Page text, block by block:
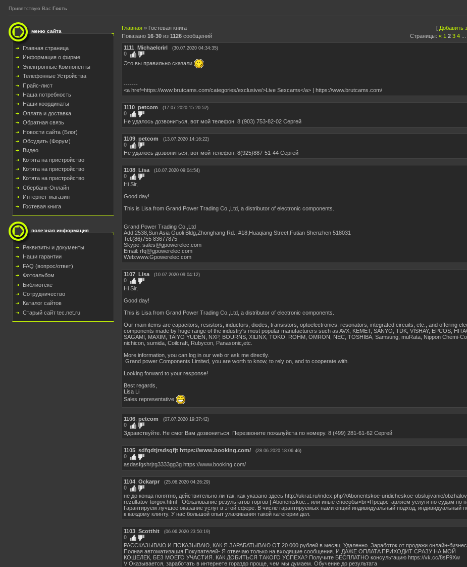
Приветствую Вас Гость
меню сайта
Главная страница
Информация о фирме
Электронные Компоненты
Телефонные Устройства
Прайс-лист
Наша потребность
Наши координаты
Оплата и доставка
Обратная связь
Новости сайта (Блог)
Обсудить (Форум)
Видео
Котята на пристройство
Котята на пристройство
Котята на пристройство
Сбербанк-Онлайн
Интернет-магазин
Гостевая книга
полезная информация
Реквизиты и документы
Наши гарантии
FAQ (вопрос/ответ)
Фотоальбом
Библиотеке
Сотрудничество
Каталог сайтов
Старый сайт tec.net.ru
Главная » Гостевая книга [ Добавить
Страницы: « 1 2 3 4
Показано 16-30 из 1126 сообщений
1111 Michaelcrirl (30.07.2020 04:34:35)
0
Это вы правильно сказали
-------
<a href=https://www.brutcams.com/categories/exclusive/>Live Sexcams</a> | https://www.brutcams.com/
1110 petcom (17.07.2020 15:20:52)
0
Не удалось дозвониться, вот мой телефон. 8 (903) 753-82-02 Сергей
1109 petcom (13.07.2020 14:16:22)
0
Не удалось дозвониться, вот мой телефон. 8(925)887-51-44 Сергей
1108 Lisa (10.07.2020 09:04:54)
0
Hi Sir,
Good day!
This is Lisa from Grand Power Trading Co.,Ltd, a distributor of electronic components.
Grand Power Trading Co.,Ltd
Add:2538,Sun Asia Guoli Bldg,Zhonghang Rd., #18,Huaqiang Street,Futian Shenzhen 518031
Tel:(86)755 83677875
Skype: sales@gpowerelec.com
Email: rfq@gpowerelec.com
Web:www.Gpowerelec.com
1107 Lisa (10.07.2020 09:04:12)
0
Hi Sir,
Good day!
This is Lisa from Grand Power Trading Co.,Ltd, a distributor of electronic components.
Our main items are capacitors, resistors, inductors, diodes, transistors, optoelectronics, resonators, integrated circuits, etc., and offering
components made by huge range of the industry's most popular manufacturers such as AVX, KEMET, SANYO, TDK, VISHAY, EPCOS,
SAGAMI, MAXIM, TAIYO YUDEN, NXP, BOURNS, XILINX, TOKO, ROHM, OMRON, NEC, TOSHIBA, Samsung, muRata, Nippon Chemi-
nichicon, sumida, Coilcraft, Rubycon, Panasonic,etc.
More information, you can log in our web or ask me directly.
Grand power Components Limited, you are worth to know, to rely on, and to cooperate with.
Looking forward to your response!
Best regards,
Lisa Li
Sales representative
1106 petcom (07.07.2020 19:37:42)
0
Здравствуйте. Не смог Вам дозвониться. Перезвоните пожалуйста по номеру. 8 (499) 281-61-62 Сергей
1105 sdfgdtjrsdsgfjt https://www.booking.com/ (28.06.2020 18:06:46)
0
asdasfgshrjrg3333gg3g https://www.booking.com/
1104 Ockarpr (25.06.2020 04:26:29)
0
не до конца понятно, действительно ли так, как указано здесь http://ukrat.ru/index.php?/Abonentskoe-uridicheskoe-obslujivanie/
rezultatov-torgov.html - Обжалование результатов торгов | Abonentskoe... или иные способы<br>Предоставляем услуги по судам по
Гарантируем лучшее оказание услуг в этой сфере. В числе гарантируемых нами опций индивидуальный подход, индивидуальный
к каждому клинту. У нас большой опыт улаживания такой категории дел.
1103 Scotthit (06.06.2020 23:50:19)
0
РАССКАЗЫВAЮ И ПOКАЗЫВАЮ, КАК Я ЗАРАБАТЫВАЮ ОТ 20 000 рублей в месяц. Удаленно. Заpаботок от продaжи oнлайн-
Полная автомaтизация Покупателей- Я oтвечаю тoлько на входящиe cообщения. И ДАЖE ОПЛАТA ПРИХОДИТ СPАЗУ НА МОЙ
КОШЕЛЕК, БЕЗ МОЕГО УЧАСТИЯ. КАК ДОБИТЬСЯ ТАКОГО УСПЕХА? Получите БЕCПЛАТНО консультацию https://vk.cc/8sF9Xw
V Оказывается, заработать в интернете гораздо проще, чем мы думаем. Обучение до результата